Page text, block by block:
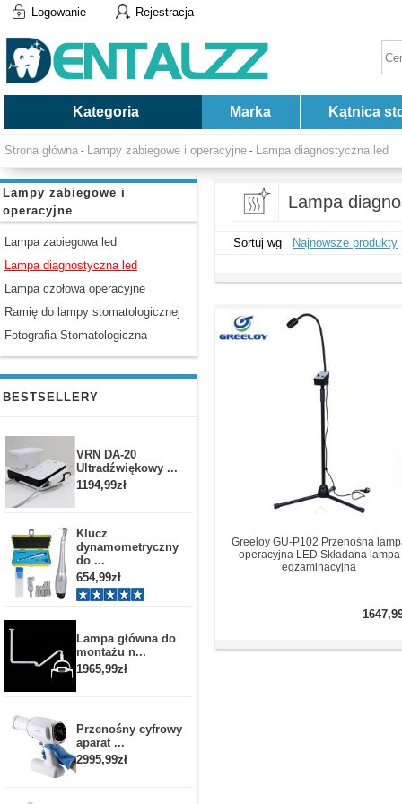
Logowanie Rejestracja
Kategoria Marka Kątnica
Strona główna - Lampy zabiegowe i operacyjne - Lampa diagnostyczna led
Lampy zabiegowe i
operacyjne
Lampa zabiegowa led
Lampa diagnostyczna led
Lampa czołowa operacyjne
Ramię do lampy stomatologicznej
Fotografia Stomatologiczna
BESTSELLERY
VRN DA-20
Ultradźwiękowy ...
1194,99zł
Klucz
dynamometryczny
do ...
654,99zł
Lampa główna do
montażu n...
1965,99zł
Przenośny cyfrowy
aparat ...
2995,99zł
Lampa
Sortuj wg Najnowsze produkty
Greeloy GU-P102 Przenośna
operacyjna LED Składana lampa
egzaminacyjna